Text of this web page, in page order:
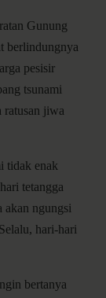
Gunung
berlindungnya
pesisir
tsunami
ratusan jiwa
tidak enak
tetangga
akan ngungsi
hari-hari
bertanya